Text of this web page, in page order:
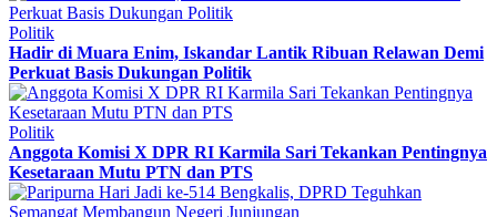
Politik
Hadir di Muara Enim, Iskandar Lantik Ribuan Relawan Demi
Perkuat Basis Dukungan Politik
Politik
Anggota Komisi X DPR RI Karmila Sari Tekankan Pentingnya
Kesetaraan Mutu PTN dan PTS